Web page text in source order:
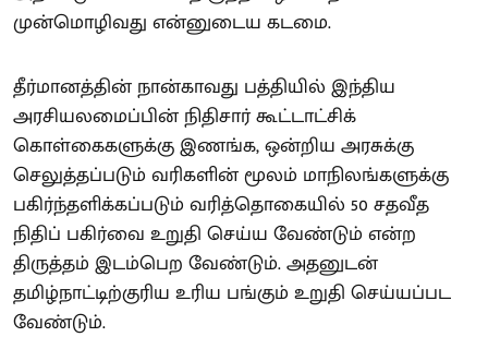
முன்மொழிவது என்னுடைய கடமை.
தீர்மானத்தின் நான்காவது பத்தியில் இந்திய
அரசியலமைப்பின் நிதிசார் கூட்டாட்சிக்
கொள்கைகளுக்கு இணங்க, ஒன்றிய அரசுக்கு
செலுத்தப்படும் வரிகளின் மூலம் மாநிலங்களுக்கு
பகிர்ந்தளிக்கப்படும் வரித்தொகையில் 50 சதவீத
நிதிப் பகிர்வை உறுதி செய்ய வேண்டும் என்ற
திருத்தம் இடம்பெற வேண்டும். அதனுடன்
தமிழ்நாட்டிற்குரிய உரிய பங்கும் உறுதி செய்யப்பட
வேண்டும்.